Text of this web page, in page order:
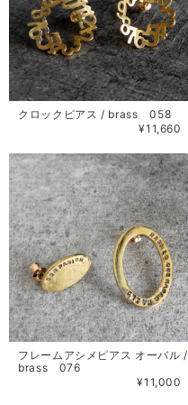
クロックピアス / brass 058
¥11,660
フレームアシメピアス オーバル /
brass 076
¥11,000